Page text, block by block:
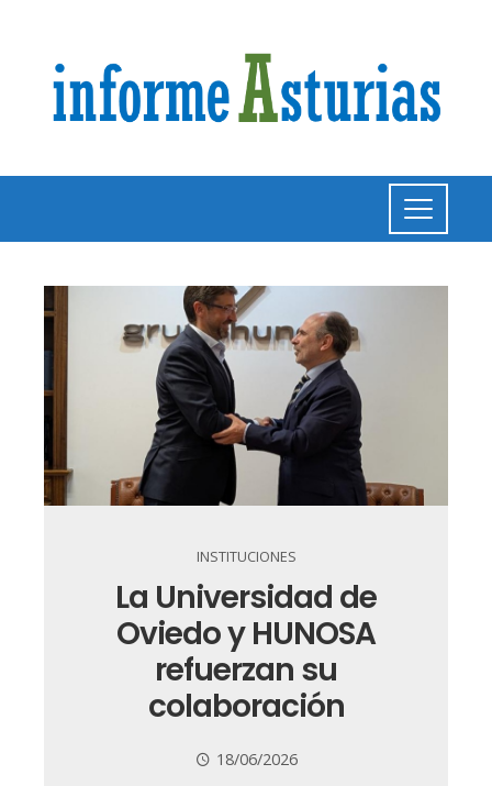
INSTITUCIONES
La Universidad de
Oviedo y HUNOSA
refuerzan su
colaboración
18/06/2026